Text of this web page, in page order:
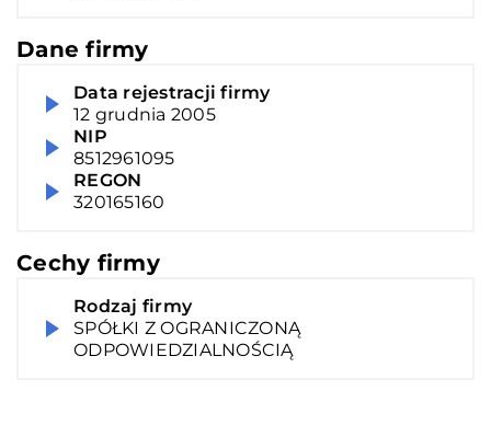
Dane firmy
Data rejestracji firmy
12 grudnia 2005
NIP
8512961095
REGON
320165160
Cechy firmy
Rodzaj firmy
SPÓŁKI Z OGRANICZONĄ
ODPOWIEDZIALNOŚCIĄ